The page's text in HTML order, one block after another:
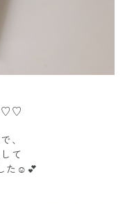
♡♡
、
て
た☺️💕